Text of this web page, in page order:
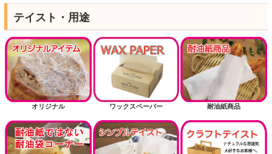
テイスト・用途
オリジナル ワックスペーパー 耐油紙商品